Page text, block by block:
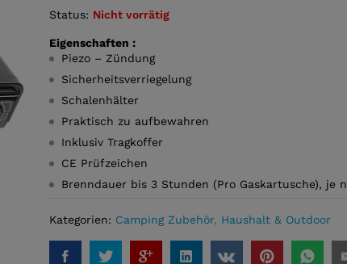
Status: Nicht vorrätig
Eigenschaften :
Piezo – Zündung
Sicherheitsverriegelung
Schalenhälter
Praktisch zu aufbewahren
Inklusiv Tragkoffer
CE Prüfzeichen
Brenndauer bis 3 Stunden (Pro Gaskartusche), je
Kategorien: Camping Zubehör, Haushalt & Outdoor